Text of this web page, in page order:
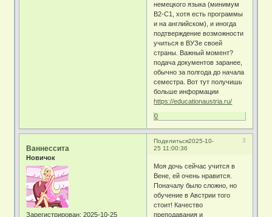
немецкого языка (минимум
B2-C1, хотя есть программы
и на английском), и иногда
подтверждение возможности
учиться в ВУЗе своей
страны. Важный момент?
подача документов заранее,
обычно за полгода до начала
семестра. Вот тут получишь
больше информации
https://educationaustria.ru/
0
Поделиться 3
2025-10-
25 11:00:36
Ваннессита
Новичок
Зарегистрирован: 2025-10-25
Моя дочь сейчас учится в
Вене, ей очень нравится.
Поначалу было сложно, но
обучение в Австрии того
стоит! Качество
преподавания и